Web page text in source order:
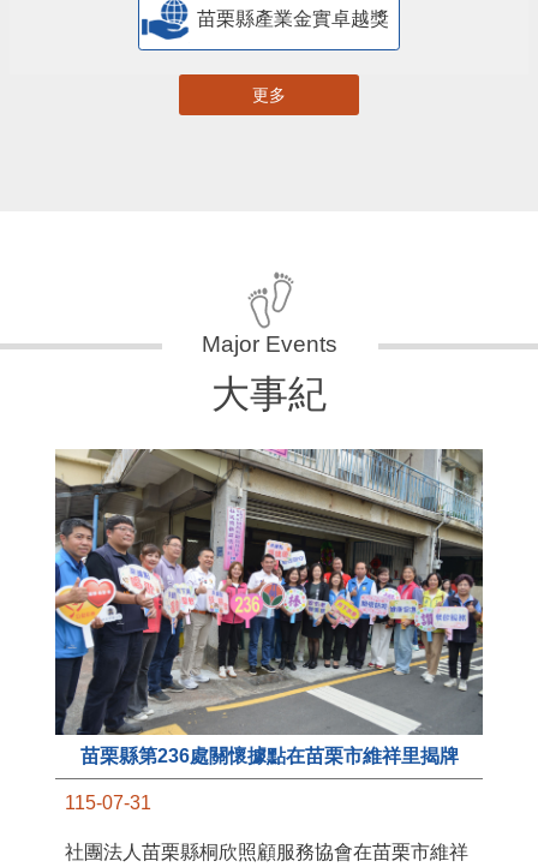
苗栗縣產業金實卓越獎
更多
大事紀
苗栗縣第236處關懷據點在苗栗市維祥里揭牌
115-07-31
社團法人苗栗縣桐欣照顧服務協會在苗栗市維祥